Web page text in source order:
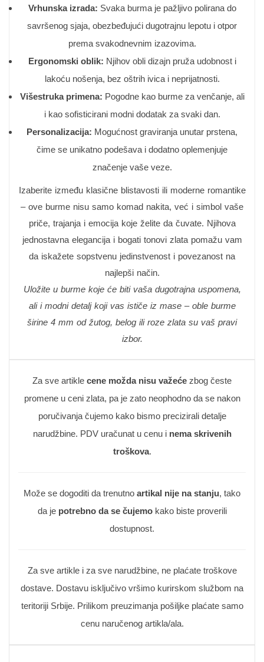
Vrhunska izrada: Svaka burma je pažljivo polirana do
savršenog sjaja, obezbeđujući dugotrajnu lepotu i otpor
prema svakodnevnim izazovima.
Ergonomski oblik: Njihov obli dizajn pruža udobnost i
lakoću nošenja, bez oštrih ivica i neprijatnosti.
Višestruka primena: Pogodne kao burme za venčanje, ali
i kao sofisticirani modni dodatak za svaki dan.
Personalizacija: Mogućnost graviranja unutar prstena,
čime se unikatno podešava i dodatno oplemenjuje
značenje vaše veze.
Izaberite između klasične blistavosti ili moderne romantike
– ove burme nisu samo komad nakita, već i simbol vaše
priče, trajanja i emocija koje želite da čuvate. Njihova
jednostavna elegancija i bogati tonovi zlata pomažu vam
da iskažete sopstvenu jedinstvenost i povezanost na
najlepši način.
Uložite u burme koje će biti vaša dugotrajna uspomena,
ali i modni detalj koji vas ističe iz mase – oble burme
širine 4 mm od žutog, belog ili roze zlata su vaš pravi
izbor.
Za sve artikle cene možda nisu važeće zbog česte
promene u ceni zlata, pa je zato neophodno da se nakon
poručivanja čujemo kako bismo precizirali detalje
narudžbine. PDV uračunat u cenu i nema skrivenih
troškova.
Može se dogoditi da trenutno artikal nije na stanju, tako
da je potrebno da se čujemokako biste proverili
dostupnost.
Za sve artikle i za sve narudžbine, ne plaćate troškove
dostave. Dostavu isključivo vršimo kurirskom službom na
teritoriji Srbije. Prilikom preuzimanja pošiljke plaćate samo
cenu naručenog artikla/ala.